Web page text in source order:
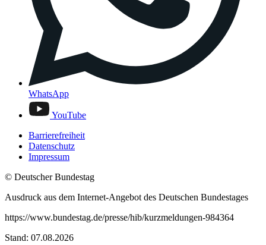
WhatsApp
YouTube
Barrierefreiheit
Datenschutz
Impressum
© Deutscher Bundestag
Ausdruck aus dem Internet-Angebot des Deutschen Bundestages
https://www.bundestag.de/presse/hib/kurzmeldungen-984364
Stand: 07.08.2026